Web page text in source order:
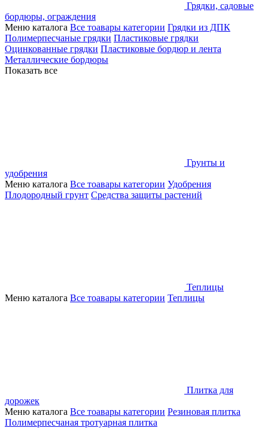
Грядки, садовые
бордюры, ограждения
Меню каталога Все тоавары категории Грядки из ДПК
Полимерпесчаные грядки Пластиковые грядки
Оцинкованные грядки Пластиковые бордюр и лента
Металлические бордюры
Показать все
Грунты и
удобрения
Меню каталога Все тоавары категории Удобрения
Плодородный грунт Средства защиты растений
Теплицы
Меню каталога Все тоавары категории Теплицы
Плитка для
дорожек
Меню каталога Все тоавары категории Резиновая плитка
Полимерпесчаная тротуарная плитка